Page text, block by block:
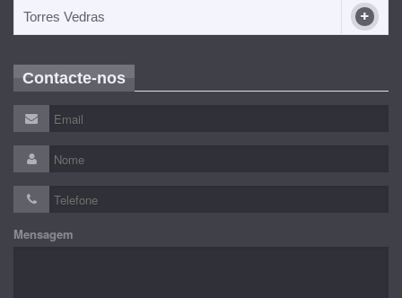
Torres Vedras
Contacte-nos
Mensagem